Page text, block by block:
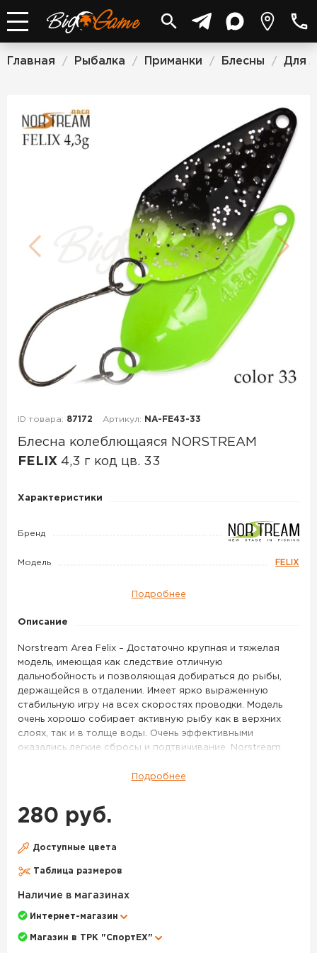
Главная / Рыбалка / Приманки / Блесны / Для
ID товара: 87172 Артикул: NA-FE43-33
Блесна колеблющаяся NORSTREAM
FELIX 4,3 г код цв. 33
Блесна
NORSTREAM
4,3
цв.
33
Характеристики
Бренд
Модель FELIX
Подробнее
Описание
Norstream Area Felix – Достаточно крупная и тяжелая
модель, имеющая как следствие отличную
дальнобойность и позволяющая добираться до рыбы,
держащейся в отдалении. Имеет ярко выраженную
стабильную игру на всех скоростях проводки. Модель
очень хорошо собирает активную рыбу как в верхних
слоях, так и в толще воды. Очень эффективными
оказались легкие сбросы и подтвичивание. Norstream
Felix’a. Данный размер имеет два варианта исполнения
размашистую игру и большую стабильность, она лучше
подходит для ловли на течении, с успехом применяется
эффективно получится облавливать небольшие приямки
стоячей воде она будет весьма эффективна, если
активность рыбы пошла на спад, и крупные активные
Самая легкая версия этой модели, имеет тот же размер,
что и Felix 2,3 г, но за счет меньшего веса обладает куда
Подробнее
280 руб.
Доступные цвета
Таблица размеров
Наличие в магазинах
Интернет-магазин
Магазин в ТРК "СпортЕХ"